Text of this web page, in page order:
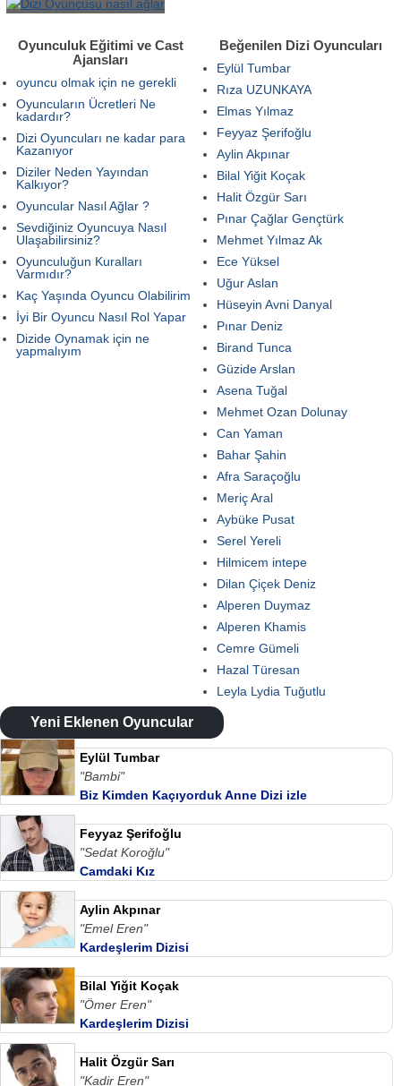
Oyunculuk Eğitimi ve Cast
Ajansları
oyuncu olmak için ne gerekli
Oyuncuların Ücretleri Ne
kadardır?
Dizi Oyuncuları ne kadar para
Kazanıyor
Diziler Neden Yayından
Kalkıyor?
Oyuncular Nasıl Ağlar ?
Sevdiğiniz Oyuncuya Nasıl
Ulaşabilirsiniz?
Oyunculuğun Kuralları
Varmıdır?
Kaç Yaşında Oyuncu Olabilirim
İyi Bir Oyuncu Nasıl Rol Yapar
Dizide Oynamak için ne
yapmalıyım
Beğenilen Dizi Oyuncuları
Eylül Tumbar
Rıza UZUNKAYA
Elmas Yılmaz
Feyyaz Şerifoğlu
Aylin Akpınar
Bilal Yiğit Koçak
Halit Özgür Sarı
Pınar Çağlar Gençtürk
Mehmet Yılmaz Ak
Ece Yüksel
Uğur Aslan
Hüseyin Avni Danyal
Pınar Deniz
Birand Tunca
Güzide Arslan
Asena Tuğal
Mehmet Ozan Dolunay
Can Yaman
Bahar Şahin
Afra Saraçoğlu
Meriç Aral
Aybüke Pusat
Serel Yereli
Hilmicem intepe
Dilan Çiçek Deniz
Alperen Duymaz
Alperen Khamis
Cemre Gümeli
Hazal Türesan
Leyla Lydia Tuğutlu
Yeni Eklenen Oyuncular
Eylül Tumbar
"Bambi"
Biz Kimden Kaçıyorduk Anne Dizi izle
Feyyaz Şerifoğlu
"Sedat Koroğlu"
Camdaki Kız
Aylin Akpınar
"Emel Eren"
Kardeşlerim Dizisi
Bilal Yiğit Koçak
"Ömer Eren"
Kardeşlerim Dizisi
Halit Özgür Sarı
"Kadir Eren"